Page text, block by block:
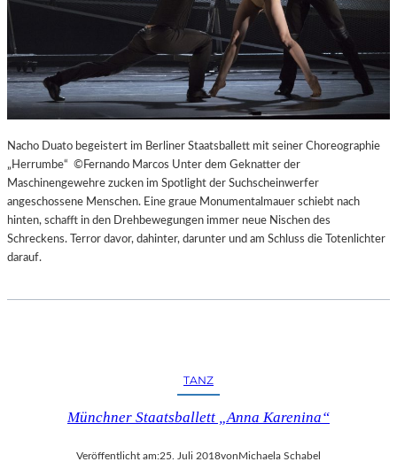
Nacho Duato begeistert im Berliner Staatsballett mit seiner Choreographie
„Herrumbe“ ©Fernando Marcos Unter dem Geknatter der
Maschinengewehre zucken im Spotlight der Suchscheinwerfer
angeschossene Menschen. Eine graue Monumentalmauer schiebt nach
hinten, schafft in den Drehbewegungen immer neue Nischen des
Schreckens. Terror davor, dahinter, darunter und am Schluss die Totenlichter
darauf.
TANZ
Münchner Staatsballett „Anna Karenina“
Veröffentlicht am:25. Juli 2018vonMichaela Schabel